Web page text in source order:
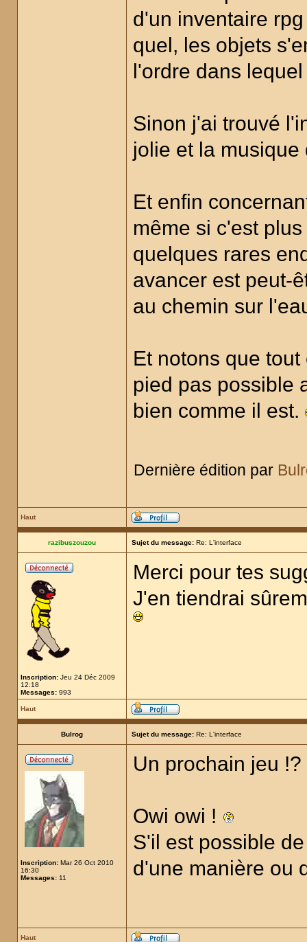
d'un inventaire
quel, les objets
l'ordre dans
Sinon j'ai trouvé
jolie et la
Et enfin
même si c'est
quelques rares
avancer est peut-
au chemin sur
Et notons que
pied pas possible
bien comme il est.
Dernière édition par
Haut
razibuszouzou Sujet du message: Re: L'interface
Inscription: Jeu 24 Déc 2009
12:18
Messages: 993
Merci pour tes
J'en tiendrai
Haut
Bulrog Sujet du message: Re: L'interface
Inscription: Mar 26 Oct 2010
16:30
Messages: 11
Un prochain jeu !?
Owi owi !
S'il est possible
d'une manière ou
Haut